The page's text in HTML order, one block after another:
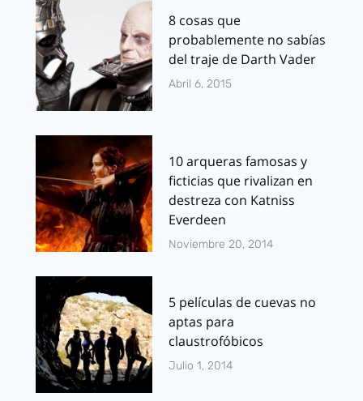
8 cosas que
probablemente no sabías
del traje de Darth Vader
Abril 6, 2015
10 arqueras famosas y
ficticias que rivalizan en
destreza con Katniss
Everdeen
Noviembre 20, 2014
5 películas de cuevas no
aptas para
claustrofóbicos
Julio 1, 2014